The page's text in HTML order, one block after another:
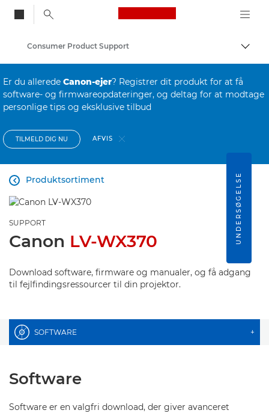
Canon Logo, back
Skift
Consumer Product Support
Er du allerede Canon-ejer? Registrer dit produkt for at få
software- og firmwareopdateringer, og deltag for at modtage
personlige tips og eksklusive tilbud
TILMELD DIG NU AFVIS
Produktsortiment

SUPPORT
Canon LV-WX370
Download software, firmware og manualer, og få adgang
til fejlfindingsressourcer til din projektor.
SOFTWARE +
Software
Software er en valgfri download, der giver avanceret
UNDERSØGELSE